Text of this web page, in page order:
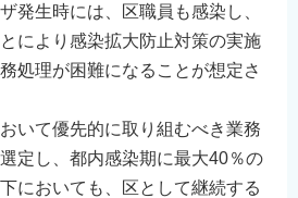
発生時には、区職員も感染し、
により感染拡大防止対策の実施
処理が困難になることが想定さ
いて優先的に取り組むべき業務
定し、都内感染期に最大40％の
においても、区として継続する